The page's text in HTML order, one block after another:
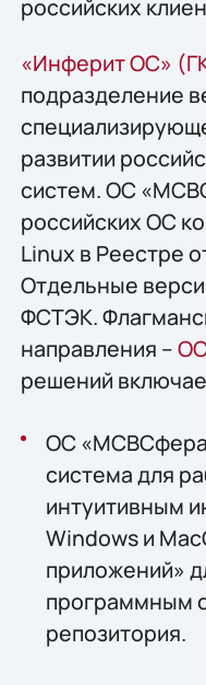
российских
«Инферит ОС»
подразделение
развитии
систем. ОС
российских ОС
Linux в Реестре
Отдельные
ФСТЭК.
направления –
решений
ОС
система для
интуитивным
Windows и
приложений»
программным
репозитория.